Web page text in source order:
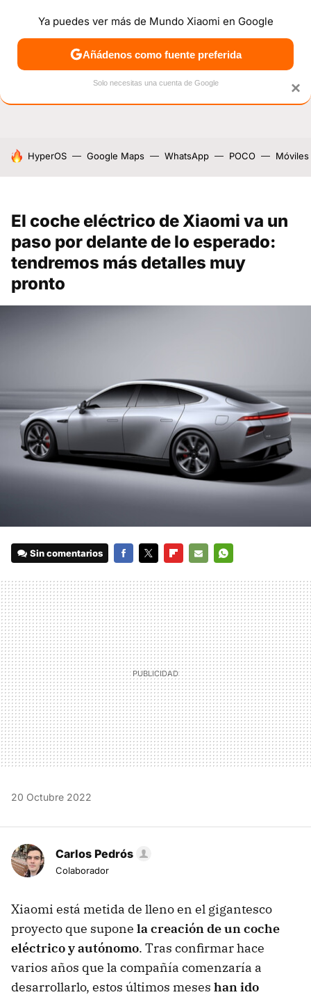
NOTICIAS MÓVILES TUTORIALES OFERTAS
HOY SE HABLA DE
HyperOS Google Maps WhatsApp POCO Móviles
El coche eléctrico de Xiaomi va un
paso por delante de lo esperado:
tendremos más detalles muy
pronto
Sin comentarios
MAIL
20 Octubre 2022
Carlos Pedrós
Colaborador
Xiaomi está metida de lleno en el gigantesco
proyecto que supone la creación de un coche
eléctrico y autónomo. Tras confirmar hace
varios años que la compañía comenzaría a
desarrollarlo, estos últimos meses han ido
×
Ya puedes ver más de Mundo Xiaomi en Google
Añádenos como fuente preferida
Solo necesitas una cuenta de Google